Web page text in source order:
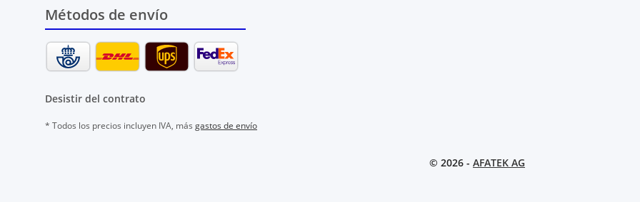
Métodos de envío
Desistir del contrato
* Todos los precios incluyen IVA, más gastos de envío
© 2026 - AFATEK AG